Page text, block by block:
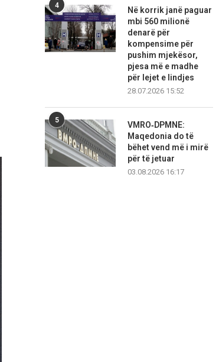
4
Në korrik janë paguar
mbi 560 milionë
denarë për
kompensime për
pushim mjekësor,
pjesa më e madhe
për lejet e lindjes
28.07.2026 15:52
5
VMRO‑DPMNE:
Maqedonia do të
bëhet vend më i mirë
për të jetuar
03.08.2026 16:17